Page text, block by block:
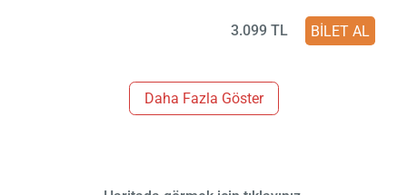
3.099 TL BİLET AL
Daha Fazla Göster